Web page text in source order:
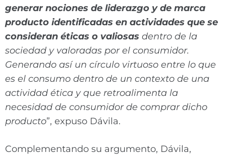
generar nociones de liderazgo y de marca
producto identificadas en actividades que se
consideran éticas o valiosas dentro de la
sociedad y valoradas por el consumidor.
Generando así un círculo virtuoso entre lo que
es el consumo dentro de un contexto de una
actividad ética y que retroalimenta la
necesidad de consumidor de comprar dicho
producto”, expuso Dávila.
Complementando su argumento, Dávila,